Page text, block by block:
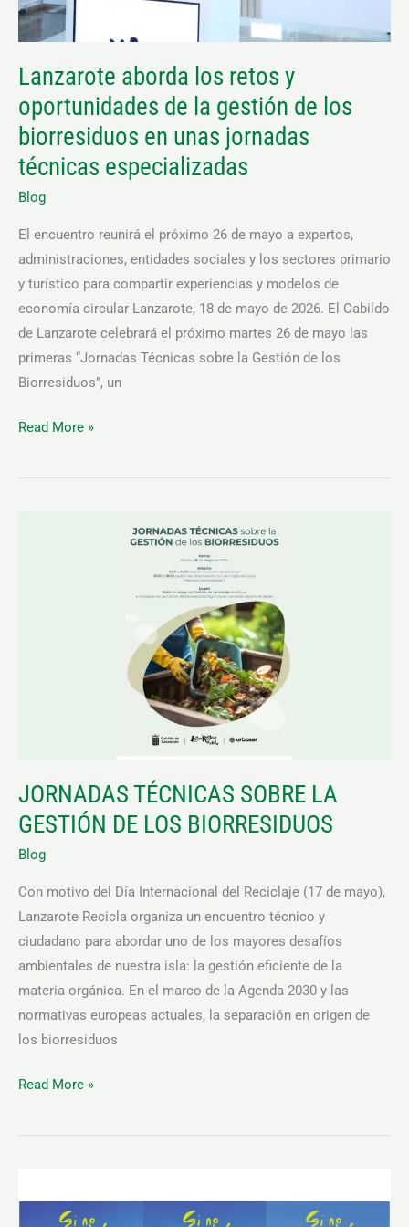
Lanzarote aborda los retos y
oportunidades de la gestión de los
biorresiduos en unas jornadas
técnicas especializadas
Blog
El encuentro reunirá el próximo 26 de mayo a expertos,
administraciones, entidades sociales y los sectores primario
y turístico para compartir experiencias y modelos de
economía circular Lanzarote, 18 de mayo de 2026. El Cabildo
de Lanzarote celebrará el próximo martes 26 de mayo las
primeras “Jornadas Técnicas sobre la Gestión de los
Biorresiduos”, un
de
biorresiduos
en
unas
jornadas
técnicas
especializadas
Read More »
JORNADAS TÉCNICAS SOBRE LA
GESTIÓN DE LOS BIORRESIDUOS
Blog
Con motivo del Día Internacional del Reciclaje (17 de mayo),
Lanzarote Recicla organiza un encuentro técnico y
ciudadano para abordar uno de los mayores desafíos
ambientales de nuestra isla: la gestión eficiente de la
materia orgánica. En el marco de la Agenda 2030 y las
normativas europeas actuales, la separación en origen de
los biorresiduos
Read More »
pone